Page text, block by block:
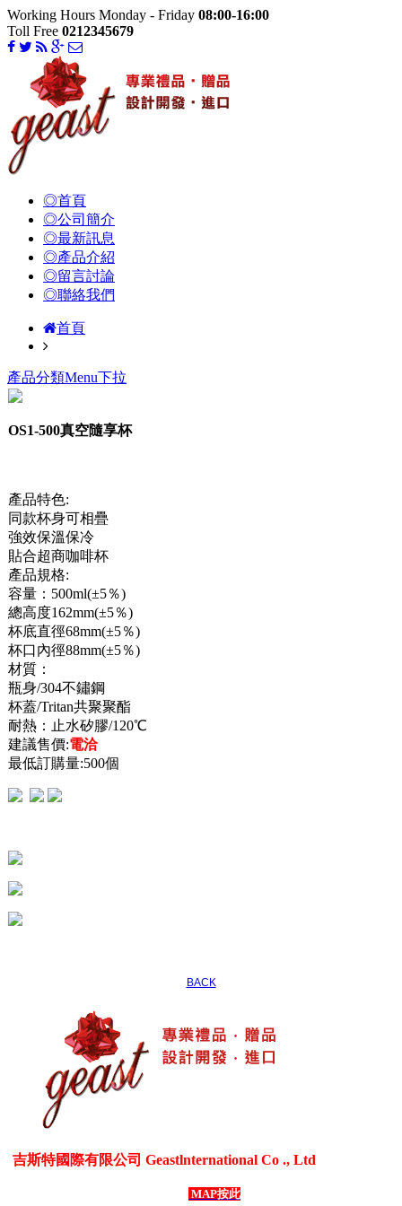
Working Hours Monday - Friday 08:00-16:00
Toll Free 0212345679
◎首頁
◎公司簡介
◎最新訊息
◎產品介紹
◎留言討論
◎聯絡我們
首頁
產品分類Menu下拉
OS1-500真空隨享杯
產品特色:
同款杯身可相疊
強效保溫保冷
貼合超商咖啡杯
產品規格:
容量：500ml(±5％)
總高度162mm(±5％)
杯底直徑68mm(±5％)
杯口內徑88mm(±5％)
材質：
瓶身/304不鏽鋼
杯蓋/Tritan共聚聚酯
耐熱：止水矽膠/120℃
建議售價:電洽
最低訂購量:500個
BACK
吉斯特國際有限公司 Geastlnternational Co ., Ltd
MAP按此